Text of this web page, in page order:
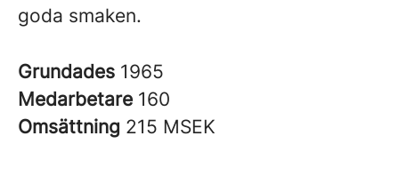
goda smaken.
Grundades 1965
Medarbetare 160
Omsättning 215 MSEK